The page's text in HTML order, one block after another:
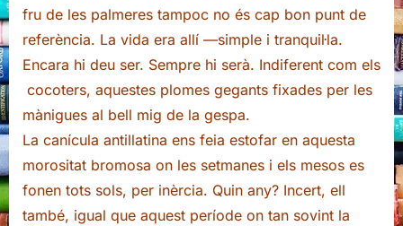
fru de les palmeres tampoc no és cap bon punt de
referència. La vida era allí —simple i tranquil·la.
Encara hi deu ser. Sempre hi serà. Indiferent com els
cocoters, aquestes plomes gegants fixades per les
mànigues al bell mig de la gespa.
La canícula antillatina ens feia estofar en aquesta
morositat bromosa on les setmanes i els mesos es
fonen tots sols, per inèrcia. Quin any? Incert, ell
també, igual que aquest període on tan sovint la